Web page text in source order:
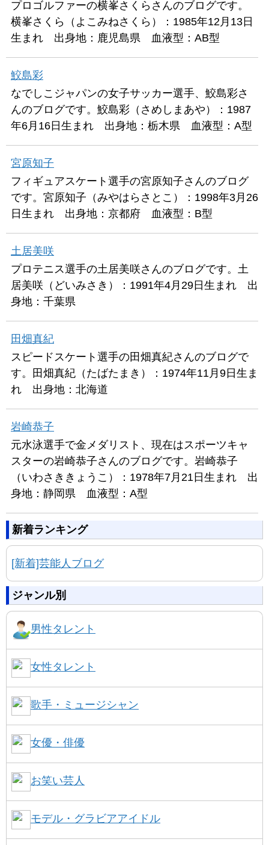
プロゴルファーの横峯さくらさんのブログです。
横峯さくら（よこみねさくら）：1985年12月13日
生まれ 出身地：鹿児島県 血液型：AB型
鮫島彩
なでしこジャパンの女子サッカー選手、鮫島彩さ
んのブログです。鮫島彩（さめしまあや）：1987
年6月16日生まれ 出身地：栃木県 血液型：A型
宮原知子
フィギュアスケート選手の宮原知子さんのブログ
です。宮原知子（みやはらさとこ）：1998年3月26
日生まれ 出身地：京都府 血液型：B型
土居美咲
プロテニス選手の土居美咲さんのブログです。土
居美咲（どいみさき）：1991年4月29日生まれ 出
身地：千葉県
田畑真紀
スピードスケート選手の田畑真紀さんのブログで
す。田畑真紀（たばたまき）：1974年11月9日生ま
れ 出身地：北海道
岩崎恭子
元水泳選手で金メダリスト、現在はスポーツキャ
スターの岩崎恭子さんのブログです。岩崎恭子
（いわさききょうこ）：1978年7月21日生まれ 出
身地：静岡県 血液型：A型
新着ランキング
[新着]芸能人ブログ
ジャンル別
男性タレント
女性タレント
歌手・ミュージシャン
女優・俳優
お笑い芸人
モデル・グラビアアイドル